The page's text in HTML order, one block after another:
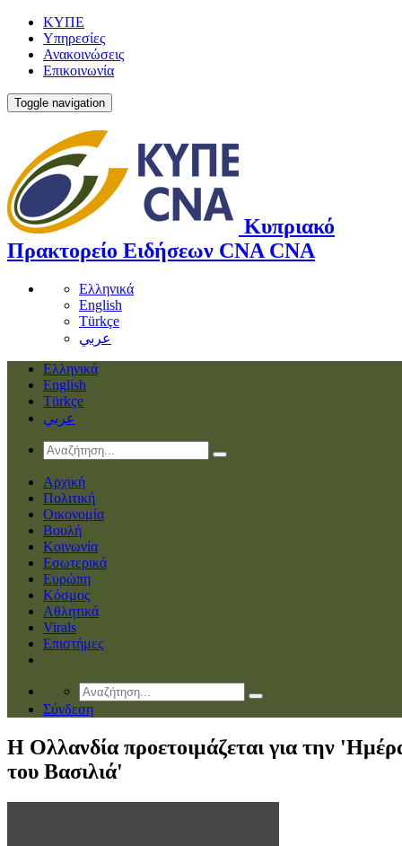
ΚΥΠΕ
Υπηρεσίες
Ανακοινώσεις
Επικοινωνία
Toggle navigation
Κυπριακό
Πρακτορείο Ειδήσεων CNA CNA
Ελληνικά
English
Türkçe
عربي
Ελληνικά
English
Türkçe
عربي
Αρχική
Πολιτική
Οικονομία
Βουλή
Κοινωνία
Εσωτερικά
Ευρώπη
Κόσμος
Αθλητικά
Virals
Επιστήμες
Σύνδεση
Η Ολλανδία προετοιμάζεται για την
του Βασιλιά'